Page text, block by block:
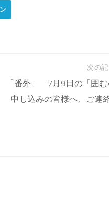
次の
「番外」 7月9日の「囲
申し込みの皆様へ、ご連